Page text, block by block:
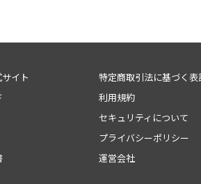
イト
特定商取引法に基づく表
利用規約
セキュリティについて
プライバシーポリシー
運営会社